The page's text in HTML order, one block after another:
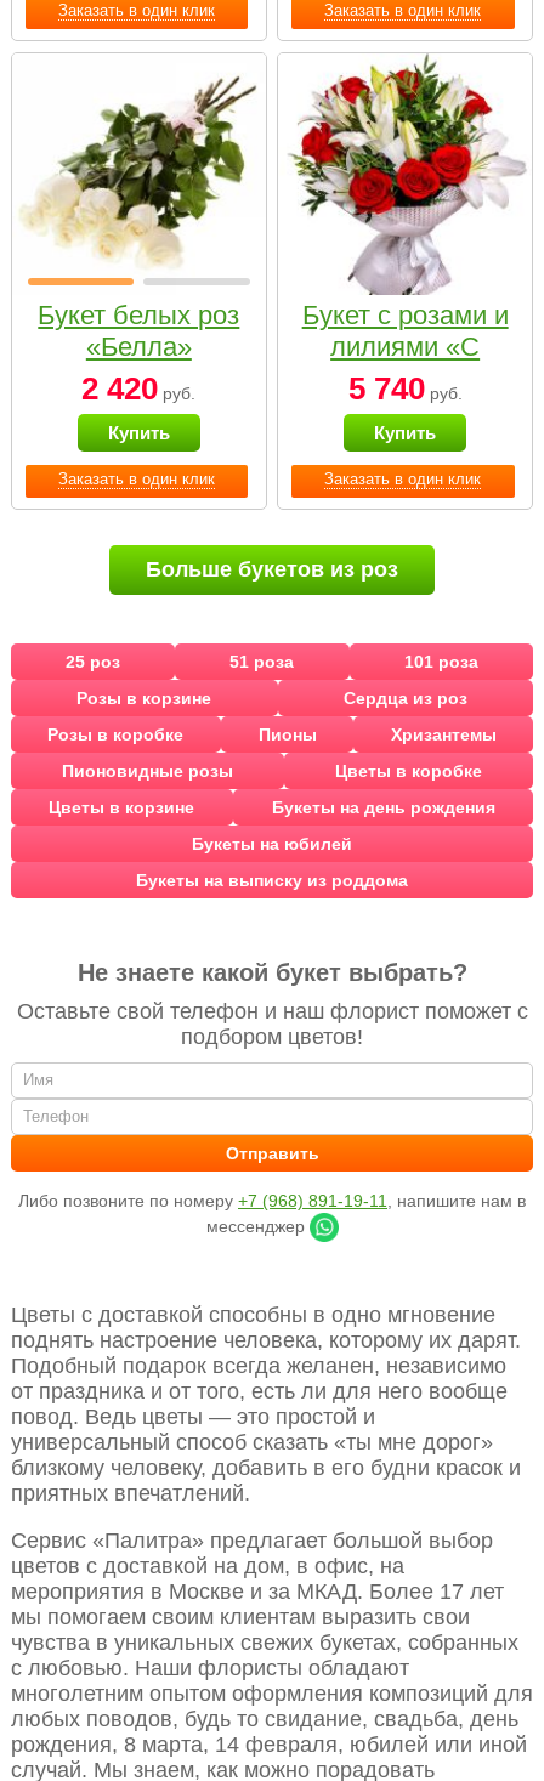
Заказать в один клик Заказать в один клик
Заказать в один клик
Букет белых роз
«Белла»
2 420 руб.
Купить
Заказать в один клик
Букет с розами и
лилиями «С
наилучшими
пожеланиями»
5 740руб.
Купить
Больше букетов из роз
25 роз 51 роза
101 роза
Розы в корзине
Сердца из роз
Розы в коробке
Пионы
Хризантемы
Пионовидные розы
Цветы в коробке
Цветы в корзине
Букеты на день рождения
Букеты на юбилей
Букеты на выписку из роддома
Не знаете какой букет выбрать?
Оставьте свой телефон и наш флорист поможет с
подбором цветов!
Либо позвоните по номеру +7 (968) 891-19-11
, напишите нам в
мессенджер
Цветы с доставкой способны в одно мгновение
поднять настроение человека, которому их дарят.
Подобный подарок всегда желанен, независимо
от праздника и от того, есть ли для него вообще
повод. Ведь цветы — это простой и
универсальный способ сказать «ты мне дорог»
близкому человеку, добавить в его будни красок и
приятных впечатлений.
Сервис «Палитра» предлагает большой выбор
цветов с доставкой на дом, в офис, на
мероприятия в Москве и за МКАД. Более 17 лет
мы помогаем своим клиентам выразить свои
чувства в уникальных свежих букетах, собранных
с любовью. Наши флористы обладают
многолетним опытом оформления композиций для
любых поводов, будь то свидание, свадьба, день
рождения, 8 марта, 14 февраля, юбилей или иной
случай. Мы знаем, как можно порадовать